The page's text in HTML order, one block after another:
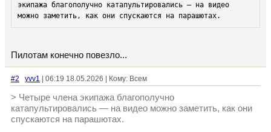
экипажа благополучно катапультировались — на видео
можно заметить, как они спускаются на парашютах.
Пилотам конечно повезло...
#2 yvv1 | 06:19 18.05.2026 | Кому: Всем
> Четыре члена экипажа благополучно
катапультировались — на видео можно заметить, как они
спускаются на парашютах.